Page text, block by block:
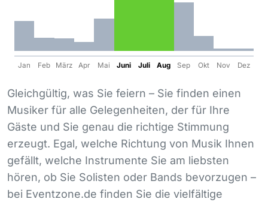
Jan Feb März Apr Mai Juni Juli Aug Sep Okt Nov Dez
Gleichgültig, was Sie feiern – Sie finden einen
Musiker für alle Gelegenheiten, der für Ihre
Gäste und Sie genau die richtige Stimmung
erzeugt. Egal, welche Richtung von Musik Ihnen
gefällt, welche Instrumente Sie am liebsten
hören, ob Sie Solisten oder Bands bevorzugen –
bei Eventzone.de finden Sie die vielfältige